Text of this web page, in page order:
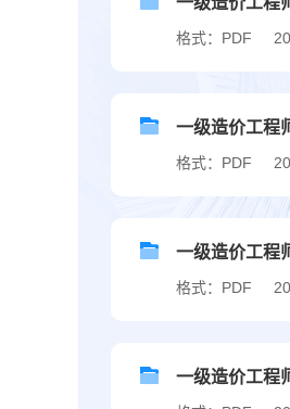
格式：PDF
一级造价工程
格式：PDF
一级造价工程
格式：PDF
一级造价工程